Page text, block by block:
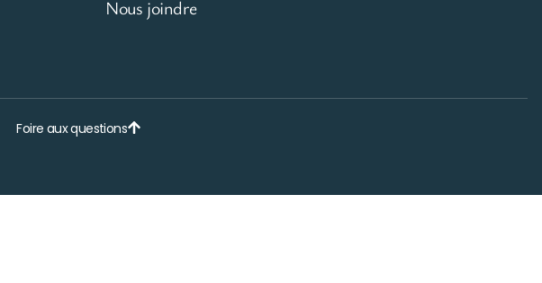
Nous joindre
Foire aux questions